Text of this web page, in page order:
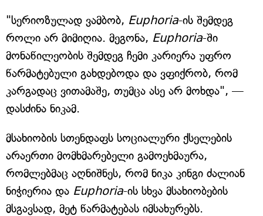
"სერიოზულად ვამბობ, Euphoria-ის შემდეგ
როლი არ მიმიღია. მეგონა, Euphoria-ში
მონაწილეობის შემდეგ ჩემი კარიერა უფრო
წარმატებული გახდებოდა და ვფიქრობ, რომ
კარგადაც ვითამაშე, თუმცა ასე არ მოხდა", —
დასძინა ნიკამ.
მსახიობის სთენდაფს სოციალური ქსელების
არაერთი მომხმარებელი გამოეხმაურა,
რომლებმაც აღნიშნეს, რომ ნიკა კინგი ძალიან
ნიჭიერია და Euphoria-ის სხვა მსახიობების
მსგავსად, მეტ წარმატებას იმსახურებს.